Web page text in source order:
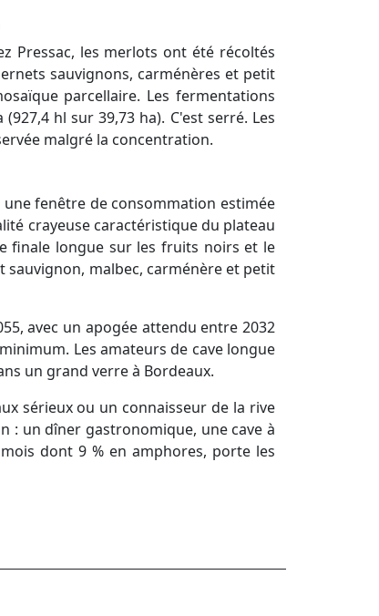
Pressac, les merlots ont été récoltés
sauvignons, carménères et petit
parcellaire. Les fermentations
hl sur 39,73 ha). C'est serré. Les
malgré la concentration.
une fenêtre de consommation estimée
crayeuse caractéristique du plateau
finale longue sur les fruits noirs et le
sauvignon, malbec, carménère et petit
avec un apogée attendu entre 2032
Les amateurs de cave longue
un grand verre à Bordeaux.
sérieux ou un connaisseur de la rive
: un dîner gastronomique, une cave à
dont 9 % en amphores, porte les